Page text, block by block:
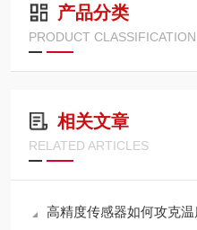
产品分类
PRODUCT CLASSIFICATION
相关文章
RELATED ARTICLES
高精度传感器如何攻克